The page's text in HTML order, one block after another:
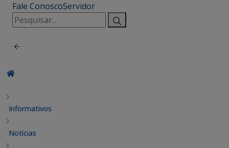
Fale ConoscoServidor
Pesquisar
por:
Informativos
Notícias